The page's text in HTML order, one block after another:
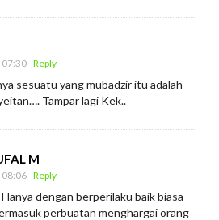
- Reply
sesuatu yang mubadzir itu adalah
Tampar lagi Kek..
M
- Reply
dengan berperilaku baik biasa
perbuatan menghargai orang